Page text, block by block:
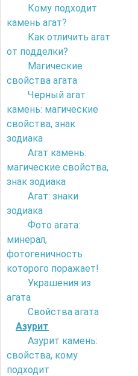
Кому подходит
камень агат?
Как отличить агат
от подделки?
Магические
свойства агата
Черный агат
камень: магические
свойства, знак
зодиака
Агат камень:
магические свойства,
знак зодиака
Агат: знаки
зодиака
Фото агата:
минерал,
фотогеничность
которого поражает!
Украшения из
агата
Свойства агата
Азурит
Азурит камень:
свойства, кому
подходит